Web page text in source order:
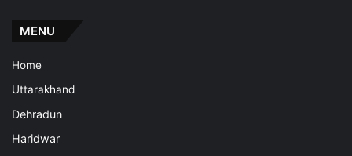
MENU
Home
Uttarakhand
Dehradun
Haridwar